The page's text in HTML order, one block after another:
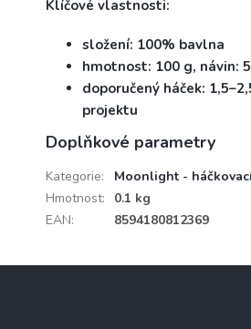
Klíčové vlastnosti:
složení: 100% bavlna
hmotnost: 100 g, návin:
doporučený háček:
projektu
Doplňkové parametry
Kategorie:
Moonlight -
Hmotnost:
0.1 kg
EAN: 8594180812369